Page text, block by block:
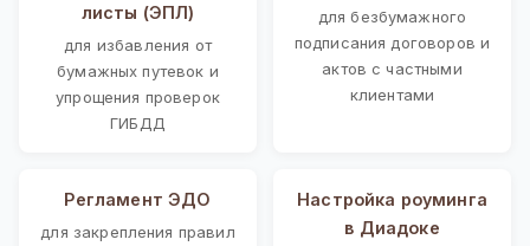
листы (ЭПЛ)
для избавления от
бумажных путевок и
упрощения проверок
ГИБДД
для безбумажного
подписания договоров и
актов с частными
клиентами
Регламент ЭДО
для закрепления правил
Настройка роуминга
в Диадоке